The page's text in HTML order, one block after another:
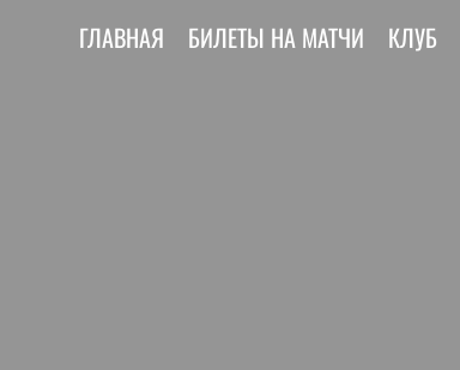
ГЛАВНАЯ БИЛЕТЫ НА МАТЧИ КЛУБ